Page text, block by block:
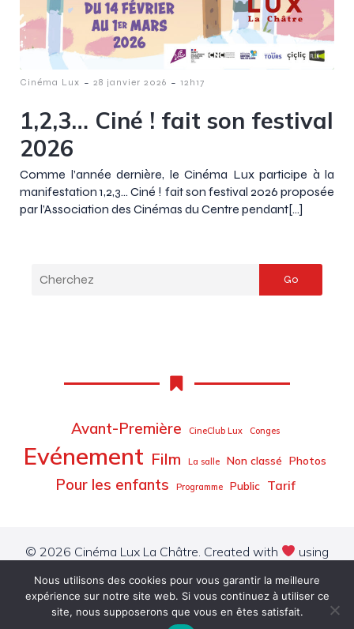
Cinéma Lux - 28 janvier 2026 - 12h17
1,2,3… Ciné ! fait son festival
2026
Comme l’année dernière, le Cinéma Lux participe à la
manifestation 1,2,3… Ciné ! fait son festival 2026 proposée
par l’Association des Cinémas du Centre pendant[…]
Go
Avant-Première CineClub Lux Conges
Evénement Film La salle Non classé Photos
Pour les enfants Programme Public Tarif
© 2026 Cinéma Lux La Châtre. Created with
using
CONTACTFACEBOOKINSTAGRAMYOUTUBELINKEDIN
Nous utilisons des cookies pour vous garantir la meilleure
expérience sur notre site web. Si vous continuez à utiliser ce
site, nous supposerons que vous en êtes satisfait.